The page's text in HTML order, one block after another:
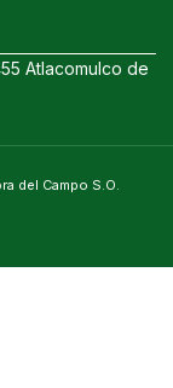
Atlacomulco de
del Campo S.O.